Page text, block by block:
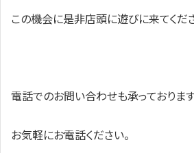
この機会に是非店頭に遊びに来てくだ
電話でのお問い合わせも承っております
お気軽にお電話ください。